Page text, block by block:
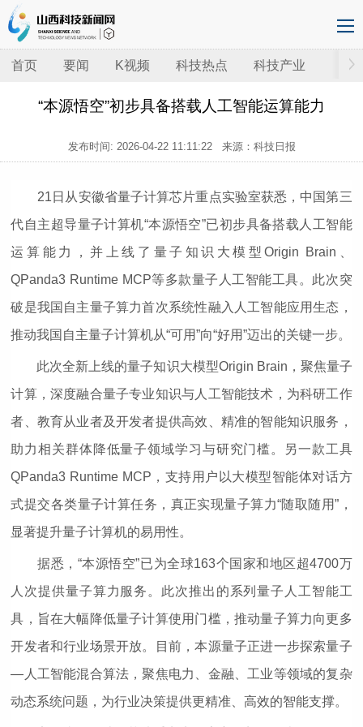
首页 要闻 K视频 科技热点 科技产业
“本源悟空”初步具备搭载人工智能运算能力
发布时间: 2026-04-22 11:11:22来源：科技日报
21日从安徽省量子计算芯片重点实验室获悉，中国第三
代自主超导量子计算机“本源悟空”已初步具备搭载人工智能
运算能力，并上线了量子知识大模型Origin Brain、
QPanda3 Runtime MCP等多款量子人工智能工具。此次突
破是我国自主量子算力首次系统性融入人工智能应用生态，
推动我国自主量子计算机从“可用”向“好用”迈出的关键一步。
此次全新上线的量子知识大模型Origin Brain，聚焦量子
计算，深度融合量子专业知识与人工智能技术，为科研工作
者、教育从业者及开发者提供高效、精准的智能知识服务，
助力相关群体降低量子领域学习与研究门槛。另一款工具
QPanda3 Runtime MCP，支持用户以大模型智能体对话方
式提交各类量子计算任务，真正实现量子算力“随取随用”，
显著提升量子计算机的易用性。
据悉，“本源悟空”已为全球163个国家和地区超4700万
人次提供量子算力服务。此次推出的系列量子人工智能工
具，旨在大幅降低量子计算使用门槛，推动量子算力向更多
开发者和行业场景开放。目前，本源量子正进一步探索量子
—人工智能混合算法，聚焦电力、金融、工业等领域的复杂
动态系统问题，为行业决策提供更精准、高效的智能支撑。